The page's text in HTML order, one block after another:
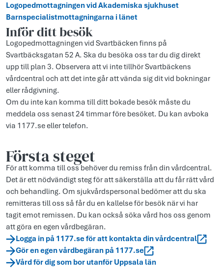
Logopedmottagningen vid Akademiska sjukhuset
Barnspecialistmottagningarna i länet
Inför ditt besök
Logopedmottagningen vid Svartbäcken finns på
Svartbäcksgatan 52 A. Ska du besöka oss tar du dig direkt
upp till plan 3. Observera att vi inte tillhör Svartbäckens
vårdcentral och att det inte går att vända sig dit vid bokningar
eller rådgivning.
Om du inte kan komma till ditt bokade besök måste du
meddela oss senast 24 timmar före besöket. Du kan avboka
via 1177.se eller telefon.
Första steget
För att komma till oss behöver du remiss från din vårdcentral.
Det är ett nödvändigt steg för att säkerställa att du får rätt vård
och behandling. Om sjukvårdspersonal bedömer att du ska
remitteras till oss så får du en kallelse för besök när vi har
tagit emot remissen. Du kan också söka vård hos oss genom
att göra en egen vårdbegäran.
Logga in på 1177.se för att kontakta din vårdcentral
Gör en egen vårdbegäran på 1177.se
Vård för dig som bor utanför Uppsala län